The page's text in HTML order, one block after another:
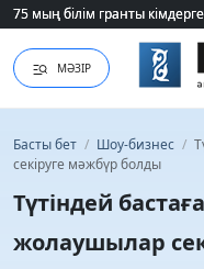
75 мың білім гранты
75 мың білім гранты
МӘЗІР
Басты бет / Шоу-бизнес /
секіруге мәжбүр болды
Түтіндей
жолаушылар